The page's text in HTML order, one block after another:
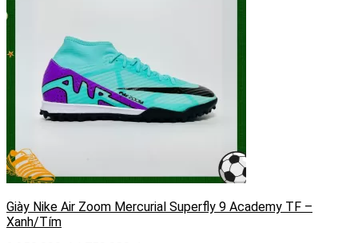
Giày Nike Air Zoom Mercurial Superfly 9 Academy TF –
Xanh/Tím